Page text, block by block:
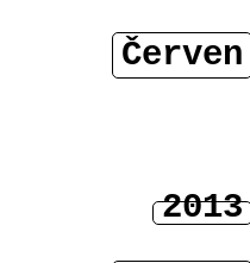
Červen
2013